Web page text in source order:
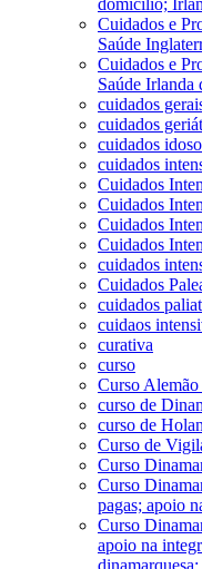
Cuidados e
Saúde
Cuidados e
Saúde Irlanda
cuidados
cuidados
cuidados
cuidados
Cuidados
Cuidados
Cuidados
Cuidados
cuidados
Cuidados
cuidados
cuidaos
curativa
curso
Curso
curso de
curso de
Curso de
Curso
Curso
pagas; apoio
Curso
apoio na